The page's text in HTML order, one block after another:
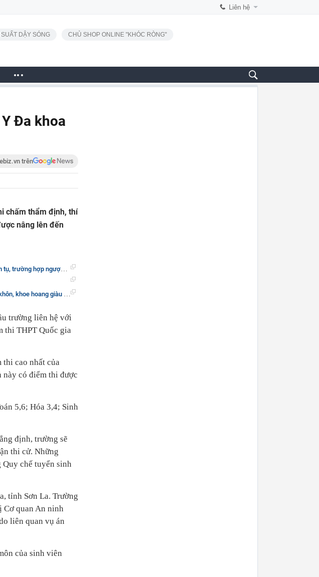
Liên hệ
SUẤT DẬY SÓNG CHỦ SHOP ONLINE "KHÓC RÒNG"
Đa khoa
trên
chấm thẩm định, thí
nâng lên đến
lại sẽ phải đóng thêm
có mới là điều ngu ngốc!
trường liên hệ với
thi THPT Quốc gia
thi cao nhất của
này có điểm thi được
5,6; Hóa 3,4; Sinh
định, trường sẽ
thi cử. Những
chế tuyển sinh
tỉnh Sơn La. Trường
Cơ quan An ninh
liên quan vụ án
của sinh viên